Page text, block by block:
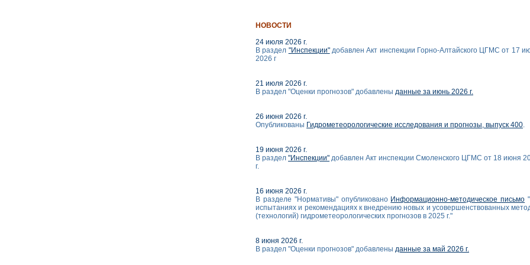
НОВОСТИ
24 июля 2026 г.
В раздел "Инспекции"добавлен Акт инспекции Горно-Алтайского ЦГМС от 17
2026 г
21 июля 2026 г.
В раздел "Оценки прогнозов" добавлены данные за июнь 2026 г.
26 июня 2026 г.
Опубликованы Гидрометеорологические исследования и прогнозы, выпуск 400.
19 июня 2026 г.
В раздел "Инспекции" добавлен Акт инспекции Смоленского ЦГМС от 18 июня
г.
16 июня 2026 г.
В разделе "Нормативы" опубликовано Информационно-методическое письмо
испытаниях и рекомендациях к внедрению новых и усовершенствованных
(технологий) гидрометеорологических прогнозов в 2025 г."
8 июня 2026 г.
В раздел "Оценки прогнозов" добавлены данные за май 2026 г.